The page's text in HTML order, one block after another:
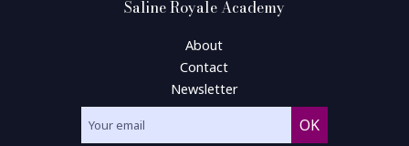
Saline Royale Academy
About
Contact
Newsletter